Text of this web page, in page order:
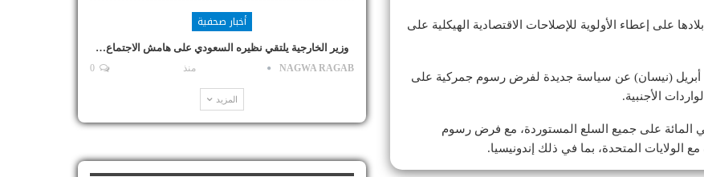
على إعطاء الأولوية للإصلاحات الاقتصادية الهيكلية على
أبريل (نيسان) عن سياسة جديدة لفرض رسوم جمركية على
الأجنبية.
هذه السياسة رسوماً جمركية أساسية بنسبة 10 في المائة على جميع السلع المستوردة، مع فرض رسوم
الولايات المتحدة، بما في ذلك إندونيسيا.
أخبار صحفية
وزير الخارجية يلتقي نظيره السعودي على هامش الاجتماع…
NAGWA RAGAB منذ
المزيد